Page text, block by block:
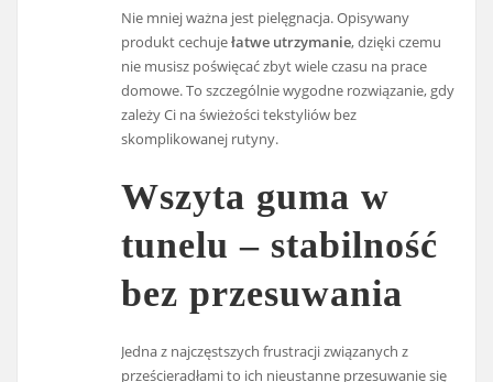
Nie mniej ważna jest pielęgnacja. Opisywany
produkt cechujełatwe utrzymanie, dzięki czemu
nie musisz poświęcać zbyt wiele czasu na prace
domowe. To szczególnie wygodne rozwiązanie, gdy
zależy Ci na świeżości tekstyliów bez
skomplikowanej rutyny.
Wszyta guma w
tunelu – stabilność
bez przesuwania
Jedna z najczęstszych frustracji związanych z
prześcieradłami to ich nieustanne przesuwanie się